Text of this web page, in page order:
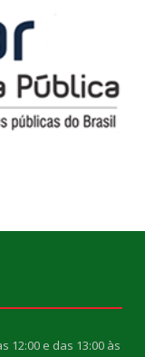
12:00 e das 13:00 às